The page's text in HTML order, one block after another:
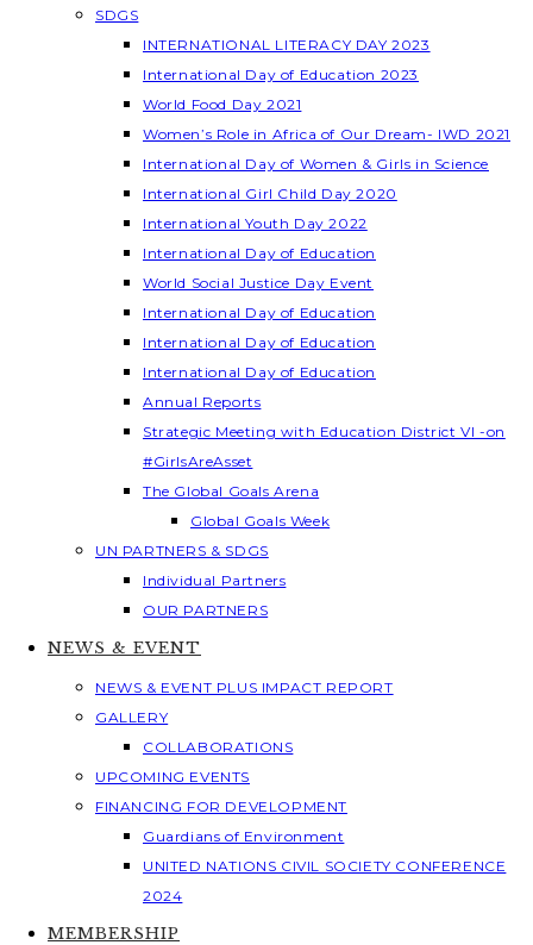
SDGS
INTERNATIONAL LITERACY DAY 2023
International Day of Education 2023
World Food Day 2021
Women’s Role in Africa of Our Dream- IWD 2021
International Day of Women & Girls in Science
International Girl Child Day 2020
International Youth Day 2022
International Day of Education
World Social Justice Day Event
International Day of Education
International Day of Education
International Day of Education
Annual Reports
Strategic Meeting with Education District VI -on
#GirlsAreAsset
The Global Goals Arena
Global Goals Week
UN PARTNERS & SDGS
Individual Partners
OUR PARTNERS
NEWS & EVENT
NEWS & EVENT PLUS IMPACT REPORT
GALLERY
COLLABORATIONS
UPCOMING EVENTS
FINANCING FOR DEVELOPMENT
Guardians of Environment
UNITED NATIONS CIVIL SOCIETY CONFERENCE
2024
MEMBERSHIP